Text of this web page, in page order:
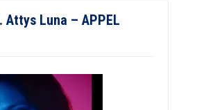
Attys Luna – APPEL